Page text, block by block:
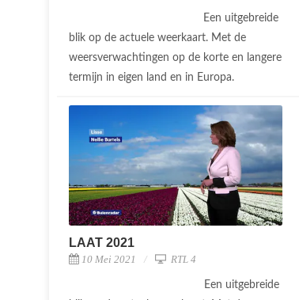
Een uitgebreide
blik op de actuele weerkaart. Met de
weersverwachtingen op de korte en langere
termijn in eigen land en in Europa.
LAAT 2021
10 Mei 2021 RTL 4
Een uitgebreide